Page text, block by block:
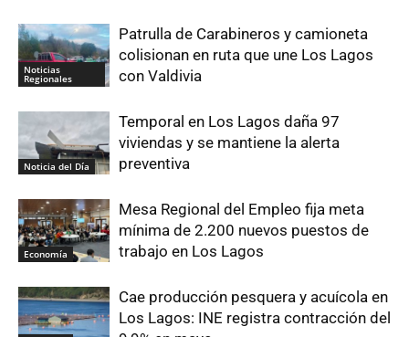
Noticias
Regionales
Patrulla de Carabineros y camioneta
colisionan en ruta que une Los Lagos
con Valdivia
Noticia del Día
Temporal en Los Lagos daña 97
viviendas y se mantiene la alerta
preventiva
Economía
Mesa Regional del Empleo fija meta
mínima de 2.200 nuevos puestos de
trabajo en Los Lagos
Cae producción pesquera y acuícola en
Los Lagos: INE registra contracción del